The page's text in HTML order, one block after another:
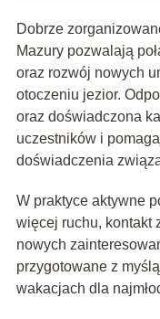
Dobrze
Mazury pozwalają
oraz rozwój nowych
otoczeniu jezior.
oraz doświadczona
uczestników i
doświadczenia
W praktyce aktywne
więcej ruchu, kontakt
nowych
przygotowane z
wakacjach dla